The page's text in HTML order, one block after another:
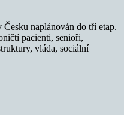
naplánován do tří etap.
pacienti, senioři,
vláda, sociální